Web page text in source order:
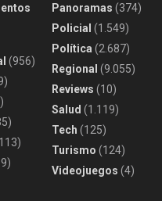
(956)
Panoramas (374)
Policial (1.549)
Política (2.687)
Regional (9.055)
Reviews (10)
Salud (1.119)
Tech (125)
Turismo (124)
Videojuegos (4)